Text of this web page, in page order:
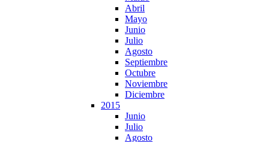
Abril
Mayo
Junio
Julio
Agosto
Septiembre
Octubre
Noviembre
Diciembre
2015
Junio
Julio
Agosto